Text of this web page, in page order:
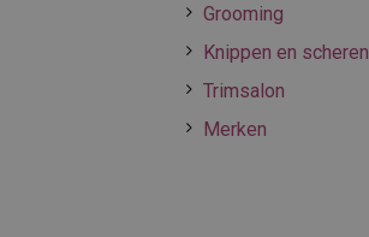
Grooming
Knippen en scheren
Trimsalon
Merken